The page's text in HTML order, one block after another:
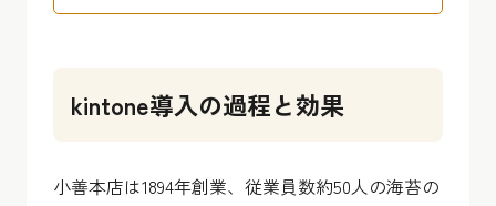
kintone導入の過程と効果
小善本店は1894年創業、従業員数約50人の海苔の